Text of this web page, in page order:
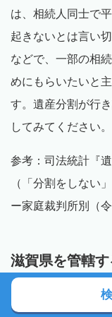
は、相続人同士で
起きないとは言い
などで、一部の相
めにもらいたいと
す。遺産分割が行
してみてください。
参考：司法統計『
（「分割をしない
ー家庭裁判所別（令
滋賀県を管轄
滋賀県を管轄する